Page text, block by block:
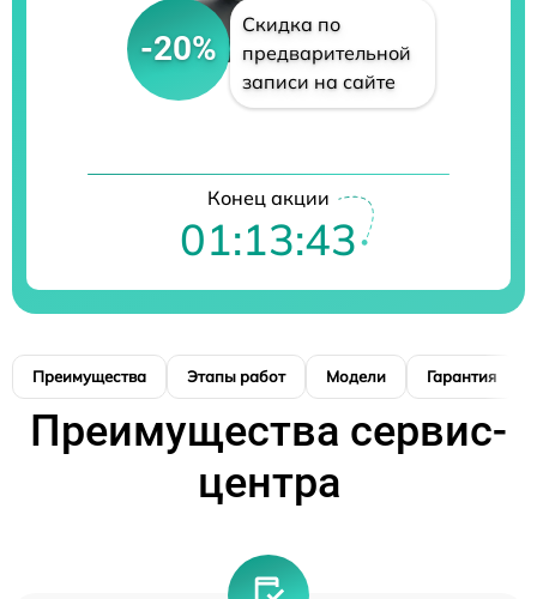
-20%
Скидка по
предварительной
записи на сайте
Конец акции
01:13:42
Преимущества Этапы работ Модели Гарантия
Преимущества сервис-
центра